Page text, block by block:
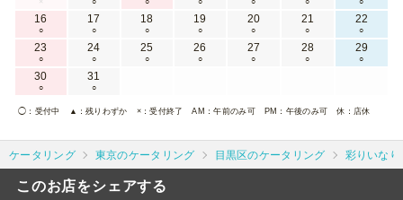
× ○ ○ ○ ○ ○ ○
16
○
17
○
18
○
19
○
20
○
21
○
22
○
23
○
24
○
25
○
26
○
27
○
28
○
29
○
30
○
31
○
◯ ：受付中 ▲ ：残りわずか ×：受付終了 AM ：午前のみ可 PM ：午後のみ可 休 ：店休
ケータリング 東京のケータリング 目黒区のケータリング 彩りいな
このお店をシェアする